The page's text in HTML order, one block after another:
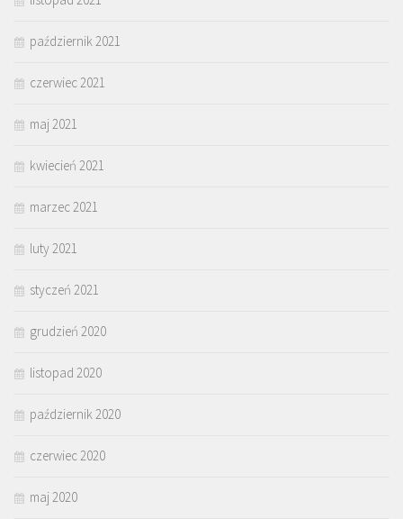
październik 2021
czerwiec 2021
maj 2021
kwiecień 2021
marzec 2021
luty 2021
styczeń 2021
grudzień 2020
listopad 2020
październik 2020
czerwiec 2020
maj 2020